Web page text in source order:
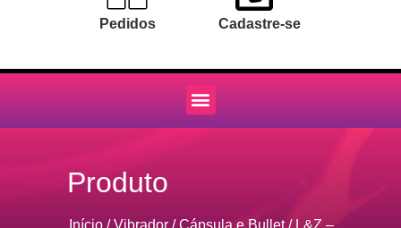
Pedidos Cadastre-se
Produto
Início /Vibrador /Cápsula e Bullet/ L&Z –